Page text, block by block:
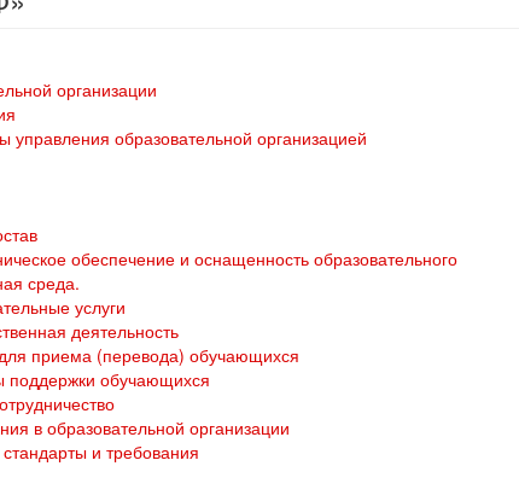
организации
управления образовательной организацией
обеспечение и оснащенность образовательного
среда.
услуги
деятельность
приема (перевода) обучающихся
обучающихся
в образовательной организации
и требования